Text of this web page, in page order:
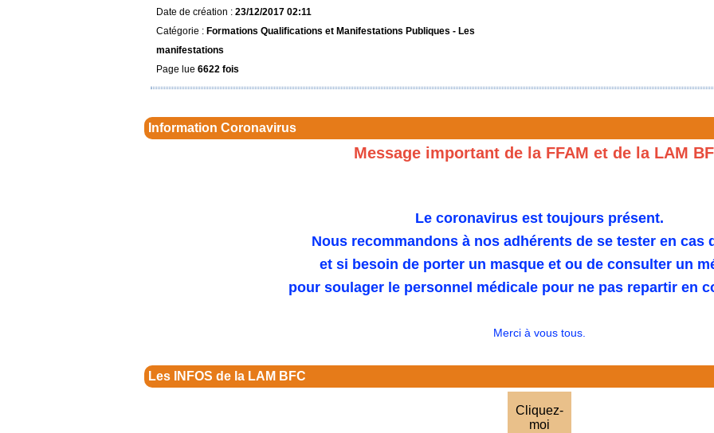
Date de création : 23/12/2017 02:11
Catégorie : Formations Qualifications et Manifestations Publiques - Les
manifestations
Page lue 6622 fois
Information Coronavirus
Message important de la FFAM et de la LAM
Le coronavirus est toujours présent.
Nous recommandons à nos adhérents de se tester en cas
et si besoin de porter un masque et ou de consulter un
pour soulager le personnel médicale pour ne pas repartir en
Merci à vous tous.
Les INFOS de la LAM BFC
Cliquez-
moi